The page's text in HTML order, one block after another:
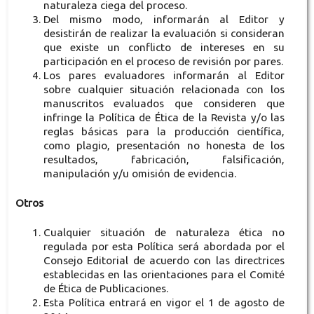
naturaleza ciega del proceso.
Del mismo modo, informarán al Editor y
desistirán de realizar la evaluación si consideran
que existe un conflicto de intereses en su
participación en el proceso de revisión por pares.
Los pares evaluadores informarán al Editor
sobre cualquier situación relacionada con los
manuscritos evaluados que consideren que
infringe la Política de Ética de la Revista y/o las
reglas básicas para la producción científica,
como plagio, presentación no honesta de los
resultados, fabricación, falsificación,
manipulación y/u omisión de evidencia.
Otros
Cualquier situación de naturaleza ética no
regulada por esta Política será abordada por el
Consejo Editorial de acuerdo con las directrices
establecidas en las orientaciones para el Comité
de Ética de Publicaciones.
Esta Política entrará en vigor el 1 de agosto de